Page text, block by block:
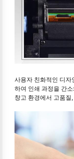
사용자 친화적인 디
하여 인쇄 과정을 간
창고 환경에서 고품